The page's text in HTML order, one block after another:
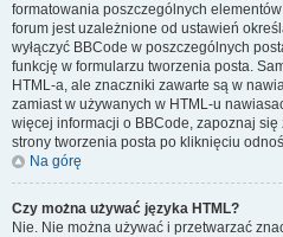
formatowania poszczególnych
forum jest uzależnione od ustawień
wyłączyć BBCode w poszczególnych
funkcję w formularzu tworzenia posta.
HTML-a, ale znaczniki zawarte są w
zamiast w używanych w HTML-u
więcej informacji o BBCode, zapoznaj
strony tworzenia posta po kliknięciu
Na górę
Czy można używać języka HTML?
Nie. Nie można używać i przetwarzać